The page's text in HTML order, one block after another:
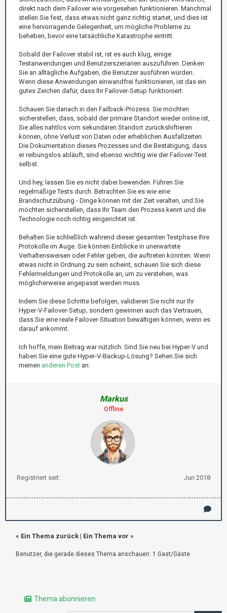
direkt nach dem Failover wie vorgesehen funktionieren. Manchmal
stellen Sie fest, dass etwas nicht ganz richtig startet, und dies ist
eine hervorragende Gelegenheit, um mögliche Probleme zu
beheben, bevor eine tatsächliche Katastrophe eintritt.
Sobald der Failover stabil ist, ist es auch klug, einige
Testanwendungen und Benutzerszenarien auszuführen. Denken
Sie an alltägliche Aufgaben, die Benutzer ausführen würden.
Wenn diese Anwendungen einwandfrei funktionieren, ist das ein
gutes Zeichen dafür, dass Ihr Failover-Setup funktioniert.
Schauen Sie danach in den Failback-Prozess. Sie möchten
sicherstellen, dass, sobald der primäre Standort wieder online ist,
Sie alles nahtlos vom sekundären Standort zurückshiftieren
können, ohne Verlust von Daten oder erheblichen Ausfallzeiten.
Die Dokumentation dieses Prozesses und die Bestätigung, dass
er reibungslos abläuft, sind ebenso wichtig wie der Failover-Test
selbst.
Und hey, lassen Sie es nicht dabei bewenden. Führen Sie
regelmäßige Tests durch. Betrachten Sie es wie eine
Brandschutzübung - Dinge können mit der Zeit veralten, und Sie
möchten sicherstellen, dass Ihr Team den Prozess kennt und die
Technologie noch richtig eingerichtet ist.
Behalten Sie schließlich während dieser gesamten Testphase Ihre
Protokolle im Auge. Sie können Einblicke in unerwartete
Verhaltensweisen oder Fehler geben, die auftreten könnten. Wenn
etwas nicht in Ordnung zu sein scheint, schauen Sie sich diese
Fehlermeldungen und Protokolle an, um zu verstehen, was
möglicherweise angepasst werden muss.
Indem Sie diese Schritte befolgen, validieren Sie nicht nur Ihr
Hyper-V-Failover-Setup, sondern gewinnen auch das Vertrauen,
dass Sie eine reale Failover-Situation bewältigen können, wenn es
darauf ankommt.
Ich hoffe, mein Beitrag war nützlich. Sind Sie neu bei Hyper-V und
haben Sie eine gute Hyper-V-Backup-Lösung? Sehen Sie sich
meinen anderen Post an.
Markus
Offline
Registriert seit: Jun 2018
« Ein Thema zurück | Ein Thema vor »
Benutzer, die gerade dieses Thema anschauen: 1 Gast/Gäste
Thema abonnieren